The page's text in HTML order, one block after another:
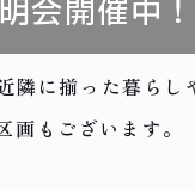
会開催中！
隣に揃った暮ら
もございます。